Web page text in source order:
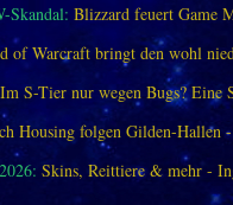
Skandal: Blizzard feuert Game
of Warcraft bringt den wohl
Im S-Tier nur wegen Bugs? Eine
Housing folgen Gilden-Hallen
Skins, Reittiere & mehr -